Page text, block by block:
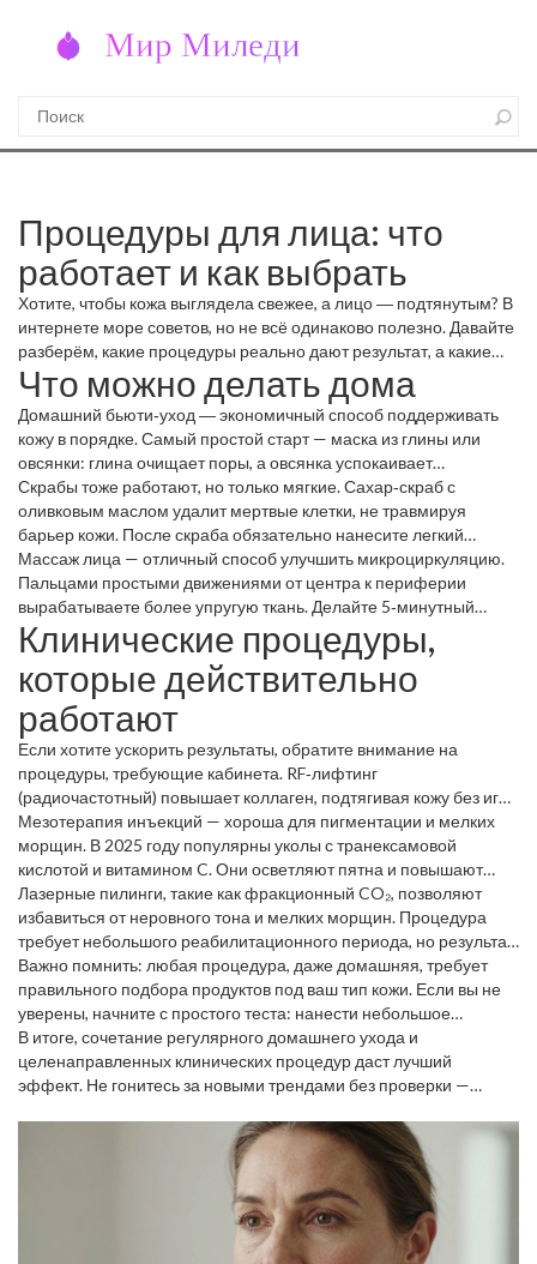
Процедуры для лица: что
работает и как выбрать
Хотите, чтобы кожа выглядела свежее, а лицо ― подтянутым? В
интернете море советов, но не всё одинаково полезно. Давайте
разберём, какие процедуры реально дают результат, а какие
могут быть лишь модой.
Что можно делать дома
Домашний бьюти‑уход ― экономичный способ поддерживать
кожу в порядке. Самый простой старт — маска из глины или
овсянки: глина очищает поры, а овсянка успокаивает
воспаления. Делайте её 1‑2 раза в неделю, а результат
заметите уже через несколько дней.
Скрабы тоже работают, но только мягкие. Сахар‑скраб с
оливковым маслом удалит мертвые клетки, не травмируя
барьер кожи. После скраба обязательно нанесите легкий
сывороточный крем, иначе кожа может «потерять» влагу.
Массаж лица — отличный способ улучшить микроциркуляцию.
Пальцами простыми движениями от центра к периферии
вырабатываете более упругую ткань. Делайте 5‑минутный
массаж каждый вечер: это улучшит тонус и снизит отёки.
Клинические процедуры,
которые действительно
работают
Если хотите ускорить результаты, обратите внимание на
процедуры, требующие кабинета. RF‑лифтинг
(радиочастотный) повышает коллаген, подтягивая кожу без игл.
Один‑два сеанса часто достаточны, чтобы увидеть более чёткий
овал лица.
Мезотерапия инъекций — хороша для пигментации и мелких
морщин. В 2025 году популярны уколы с транексамовой
кислотой и витамином C. Они осветляют пятна и повышают
упругость, но требуют курса из 3‑5 процедур.
Лазерные пилинги, такие как фракционный CO₂, позволяют
избавиться от неровного тона и мелких морщин. Процедура
требует небольшого реабилитационного периода, но результат
— более ровная и гладкая кожа.
Важно помнить: любая процедура, даже домашняя, требует
правильного подбора продуктов под ваш тип кожи. Если вы не
уверены, начните с простого теста: нанести небольшое
количество средства на отражённый участок руки и подождать
24 часа.
В итоге, сочетание регулярного домашнего ухода и
целенаправленных клинических процедур даст лучший
эффект. Не гонитесь за новыми трендами без проверки —